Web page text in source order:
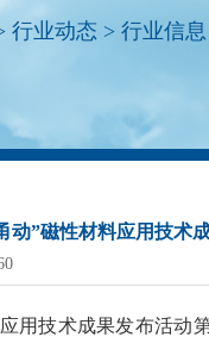
行业动态 > 行业信息
”磁性材料应用技术
用技术成果发布活动